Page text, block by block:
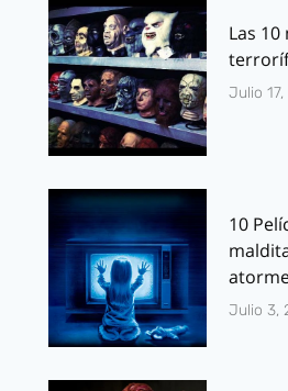
Las
Julio
10
Julio 3,